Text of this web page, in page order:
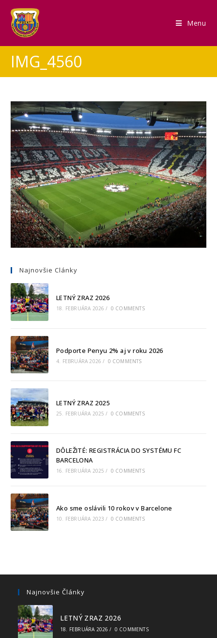
Menu
IMG_4560
Najnovšie Clánky
LETNÝ ZRAZ 2026
18. FEBRUÁRA 2026 / 0 COMMENTS
Podporte Penyu 2% aj v roku 2026
4. FEBRUÁRA 2026 / 0 COMMENTS
LETNÝ ZRAZ 2025
25. FEBRUÁRA 2025 / 0 COMMENTS
DÔLEŽITÉ: REGISTRÁCIA DO SYSTÉMU FC
BARCELONA
16. FEBRUÁRA 2025 / 0 COMMENTS
Ako sme oslávili 10 rokov v Barcelone
10. FEBRUÁRA 2023 / 0 COMMENTS
Najnovšie Články
LETNÝ ZRAZ 2026
18. FEBRUÁRA 2026 / 0 COMMENTS